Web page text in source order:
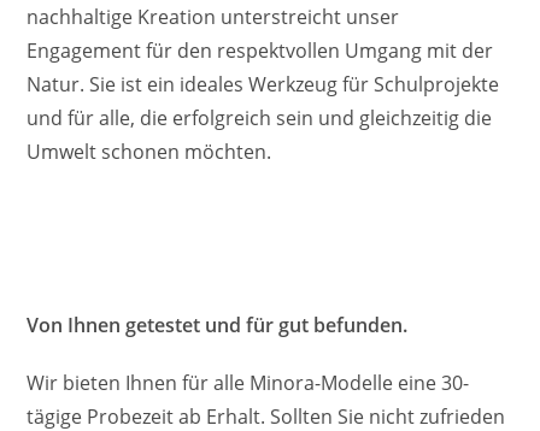
nachhaltige Kreation unterstreicht unser
Engagement für den respektvollen Umgang mit der
Natur. Sie ist ein ideales Werkzeug für Schulprojekte
und für alle, die erfolgreich sein und gleichzeitig die
Umwelt schonen möchten.
Von Ihnen getestet und für gut befunden.
Wir bieten Ihnen für alle Minora-Modelle eine 30-
tägige Probezeit ab Erhalt. Sollten Sie nicht zufrieden